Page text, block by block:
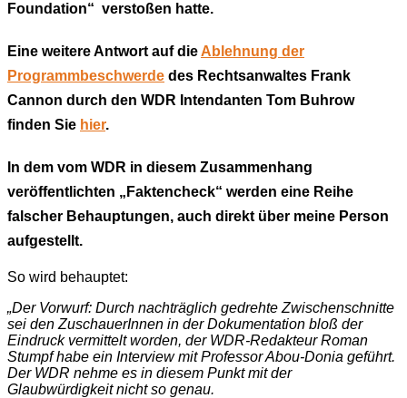
Foundation“ verstoßen hatte.
Eine weitere Antwort auf die Ablehnung der
Programmbeschwerde des Rechtsanwaltes Frank
Cannon durch den WDR Intendanten Tom Buhrow
finden Sie hier.
In dem vom WDR in diesem Zusammenhang
veröffentlichten „Faktencheck“ werden eine Reihe
falscher Behauptungen, auch direkt über meine Person
aufgestellt.
So wird behauptet:
„Der Vorwurf: Durch nachträglich gedrehte Zwischenschnitte
sei den ZuschauerInnen in der Dokumentation bloß der
Eindruck vermittelt worden, der WDR-Redakteur Roman
Stumpf habe ein Interview mit Professor Abou-Donia geführt.
Der WDR nehme es in diesem Punkt mit der
Glaubwürdigkeit nicht so genau.